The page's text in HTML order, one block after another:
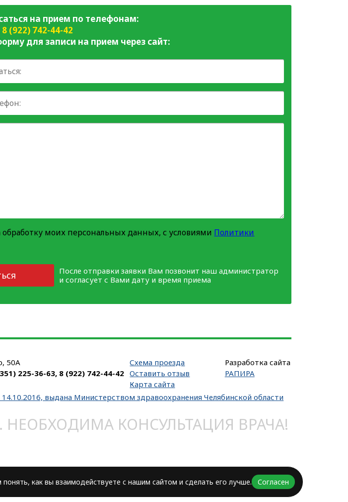
на прием по телефонам:
8 (922) 742-44-42
для записи на прием через сайт:
обработку моих персональных данных, с условиями Политики
После отправки заявки Вам позвонит наш администратор
и согласует с Вами дату и время приема
50А
225-36-63, 8 (922) 742-44-42
Схема проезда
Оставить отзыв
Карта сайта
выдана Министерством здравоохранения Челябинской области
КОНСУЛЬТАЦИЯ ВРАЧА!
Разработка сайта
РАПИРА
как вы взаимодействуете с нашим сайтом и сделать его лучше. Согласен